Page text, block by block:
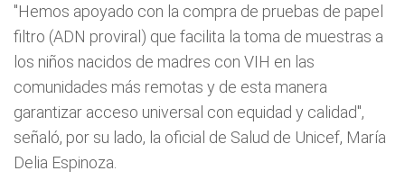
"Hemos apoyado con la compra de pruebas de papel
filtro (ADN proviral) que facilita la toma de muestras a
los niños nacidos de madres con VIH en las
comunidades más remotas y de esta manera
garantizar acceso universal con equidad y calidad",
señaló, por su lado, la oficial de Salud de Unicef, María
Delia Espinoza.